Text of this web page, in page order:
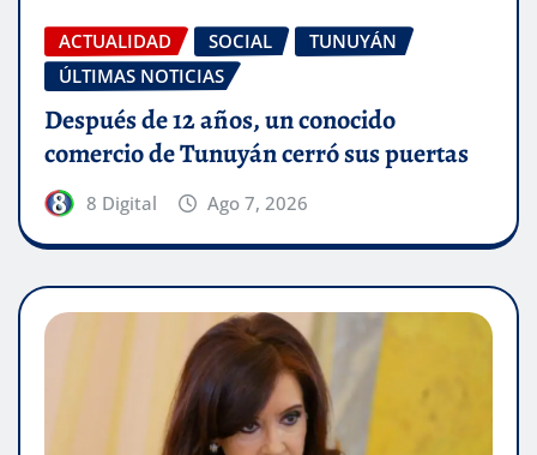
ACTUALIDAD SOCIAL
TUNUYÁN
ÚLTIMAS NOTICIAS
Después de 12 años, un conocido
comercio de Tunuyán cerró sus puertas
8 Digital Ago 7, 2026